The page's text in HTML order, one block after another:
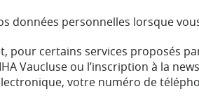
données personnelles lorsque
pour certains services proposés
Vaucluse ou l’inscription à la
votre numéro de